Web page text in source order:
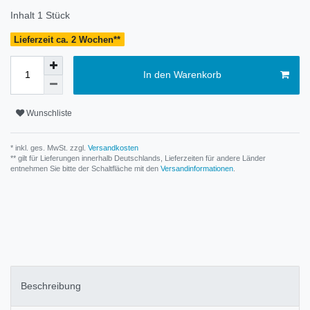
Inhalt 1 Stück
Lieferzeit ca. 2 Wochen**
In den Warenkorb
Wunschliste
* inkl. ges. MwSt. zzgl. Versandkosten
** gilt für Lieferungen innerhalb Deutschlands, Lieferzeiten für andere Länder
entnehmen Sie bitte der Schaltfläche mit den Versandinformationen
Beschreibung